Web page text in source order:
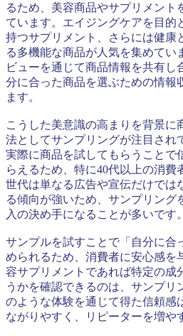
るため、美容商品やサプリメント
ています。エイジングケアを目的
持つサプリメント、さらには健康
る多機能な商品が人気を集めてい
ビューを通じて商品情報を共有し
分に合った商品を選ぶための情報
ます。
こうした美意識の高まりを背景に
法としてサンプリングが注目され
実際に商品を試してもらうことで
らえるため、特に40代以上の消費
世代は単なる広告や宣伝だけでは
る傾向が強いため、サンプリング
入の決め手になることが多いです。
サンプルを試すことで「自分に合
められるため、消費者に安心感を
容サプリメントであれば特定の成
うかを確認できるのは、サンプリ
のような体験を通じて得た信頼感
ながりやすく、リピーターを増や